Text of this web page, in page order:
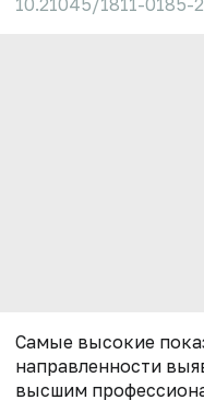
Самые высокие
направленности
высшим